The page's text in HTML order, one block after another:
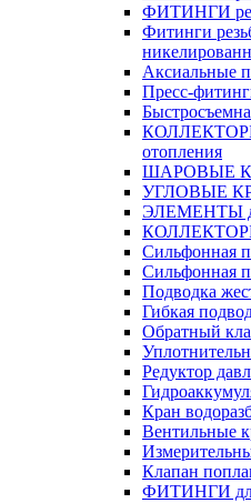
ФИТИНГИ
Фитинги
Аксиальные
Пресс-
КОЛЛЕКТОРЫ
отопления
ШАРОВЫЕ
УГЛОВЫЕ
ЭЛЕМЕНТЫ
КОЛЛЕКТОРЫ
Сильфонная
Cильфонная
Подводка
Гибкая
Обратный
Редуктор
Кран
Вентильные
Клапан
ФИТИНГИ